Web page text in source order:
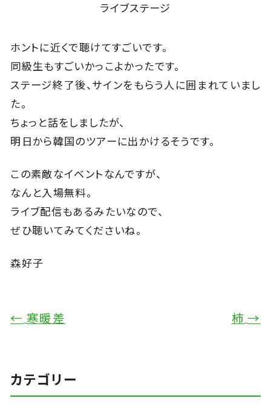
ライブステージ
ホントに近くで聴けてすごいです。
同級生もすごいかっこよかったです。
ステージ終了後、サインをもらう人に囲まれていまし
た。
ちょっと話をしましたが、
明日から韓国のツアーに出かけるそうです。
この素敵なイベントなんですが、
なんと入場無料。
ライブ配信もあるみたいなので、
ぜひ聴いてみてくださいね。
森好子
← 寒暖差 柿 →
カテゴリー